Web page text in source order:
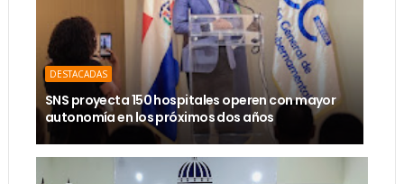
DESTACADAS
SNS proyecta 150 hospitales operen con mayor
autonomía en los próximos dos años